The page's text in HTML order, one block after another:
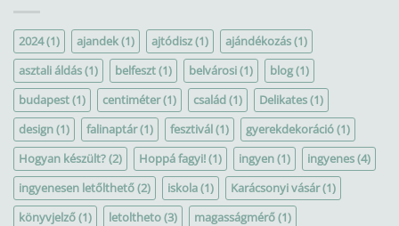
2024(1) ajandek(1) ajtódisz(1) ajándékozás(1)
asztali áldás(1) belfeszt(1) belvárosi(1) blog(1)
budapest(1) centiméter(1) család(1) Delikates(1)
design(1) falinaptár(1) fesztivál(1) gyerekdekoráció(1)
Hogyan készült?(2) Hoppá fagyi!(1) ingyen(1) ingyenes(4)
ingyenesen letőlthető(2) iskola(1) Karácsonyi vásár(1)
könyvjelző(1) letoltheto(3) magasságmérő(1)